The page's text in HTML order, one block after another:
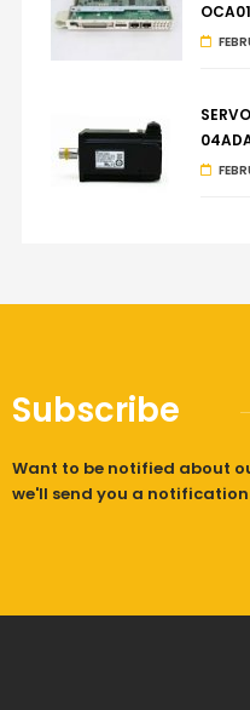
Subscribe
Want to be notified about
we'll send you a